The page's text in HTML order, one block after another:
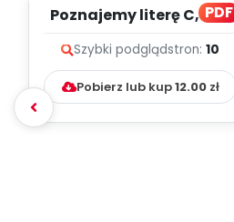
PDF
Poznajemy literę C, cz. 1
Szybki podglądstron: 10
Pobierz lub kup12.00zł